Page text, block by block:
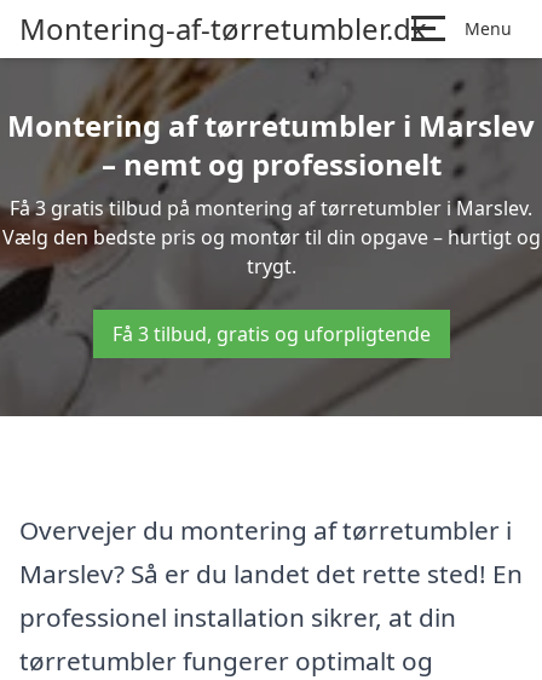
Montering-af-tørretumbler.dk Menu
Montering af tørretumbler i Marslev
– nemt og professionelt
Få 3 gratis tilbud på montering af tørretumbler i Marslev.
Vælg den bedste pris og montør til din opgave – hurtigt og
trygt.
Få 3 tilbud, gratis og uforpligtende
Overvejer du montering af tørretumbler i
Marslev? Så er du landet det rette sted! En
professionel installation sikrer, at din
tørretumbler fungerer optimalt og